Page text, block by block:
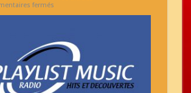
ferméssur
)